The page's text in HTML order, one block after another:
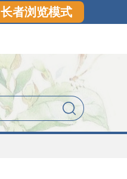
长者浏览模式